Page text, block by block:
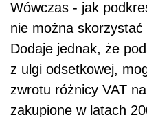
Wówczas - jak
nie można
Dodaje jednak, że
z ulgi odsetkowej,
zwrotu różnicy VAT
zakupione w latach